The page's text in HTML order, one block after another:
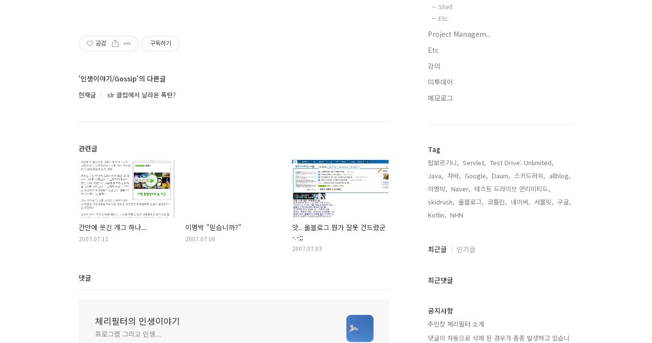
공감 구독하기
'인생이야기/Gossip'의 다른글
현재글 slr 클럽에서 날라온 폭탄?
관련글
간만에 웃긴 개그 하나...
2007.07.11
이명박 "믿습니까?"
2007.07.06
앗.. 올블로그 뭔가 잘못 건드렸군
-.-;;
2007.07.03
댓글
체리필터의 인생이야기
프로그램 그리고 인생...
Shell
Etc
Project Managem..
Etc
강의
미투데이
메모로그
Tag
람보르기니, Servlet, Test Drive: Unlimited,
Java, 자바, Google, Daum, 스키드러쉬, allblog,
이명박, Naver, 테스트 드라이브 언리미티드,
skidrush, 올블로그, 코틀린, 네이버, 서블릿, 구글,
Kotlin, NHN,
최
과
글
최근글 인기글
최근댓글
공지사항
주인장 체리필터 소개
댓글이 자동으로 삭제 된 경우가 종종 발생하고 있습니